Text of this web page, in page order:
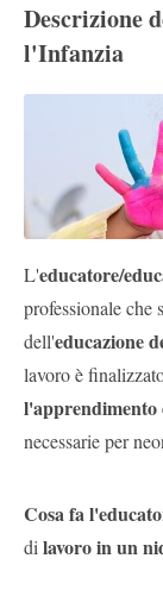
Pubblica
Offerte
Aziende
Descrizione
l'Infanzia
L'educatore/
professionale che
dell'educazione
lavoro è
l'apprendimento
necessarie per
Cosa fa
dilavoro in un